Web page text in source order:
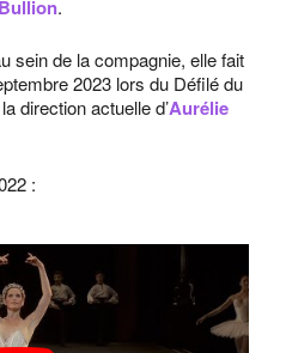
.
sein de la compagnie, elle fait
2023 lors du Défilé du
direction actuelle d’Aurélie
: